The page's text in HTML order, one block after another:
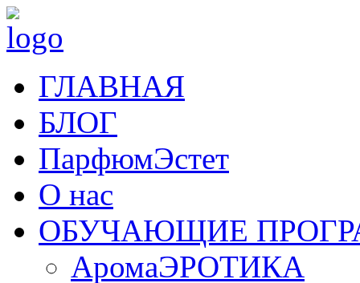
ГЛАВНАЯ
БЛОГ
ПарфюмЭстет
О нас
ОБУЧАЮЩИЕ
АромаЭРОТИКА